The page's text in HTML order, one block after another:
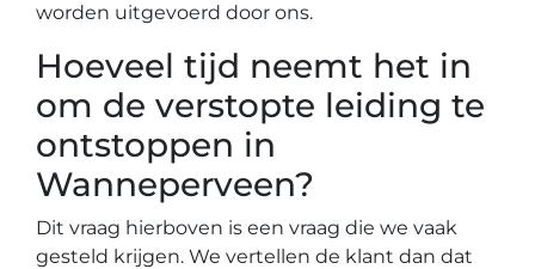
worden uitgevoerd door ons.
Hoeveel tijd neemt het in
om de verstopte leiding te
ontstoppen in
Wanneperveen?
Dit vraag hierboven is een vraag die we vaak
gesteld krijgen. We vertellen de klant dan dat